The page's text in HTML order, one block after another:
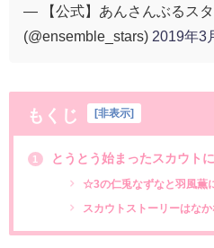
— 【公式】あんさんぶるスタ
(@ensemble_stars) 2019年3
もくじ 非表示
1 とうとう始まったスカウト
☆3の仁兎なずなと羽風薫
スカウトストーリーはな